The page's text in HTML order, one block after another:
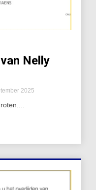
Nelly
2025